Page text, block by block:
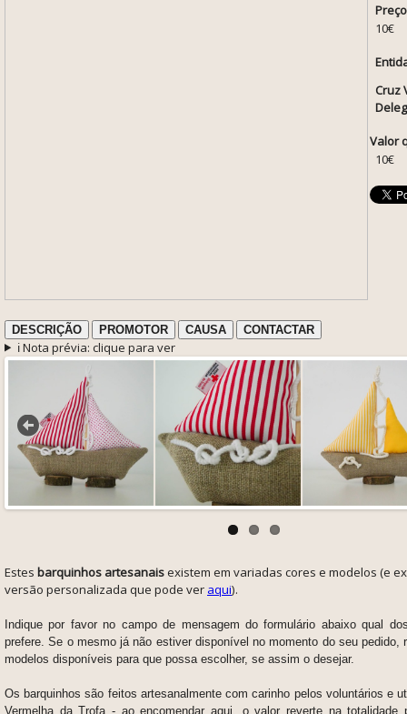
10€
Cruz
Valor
10€
DESCRIÇÃO PROMOTOR CAUSA CONTACTAR
ℹ️ Nota prévia: clique para ver
Estes barquinhos artesanaisexistem em variadas cores e modelos (e
versão personalizada que pode ver aqui).
Indique por favor no campo de mensagem do formulário abaixo qual
prefere. Se o mesmo já não estiver disponível no momento do seu pedido,
modelos disponíveis para que possa escolher, se assim o desejar.
Os barquinhos são feitos artesanalmente com carinho pelos voluntários e
Vermelha da Trofa - ao encomendar aqui, o valor reverte na totalidade